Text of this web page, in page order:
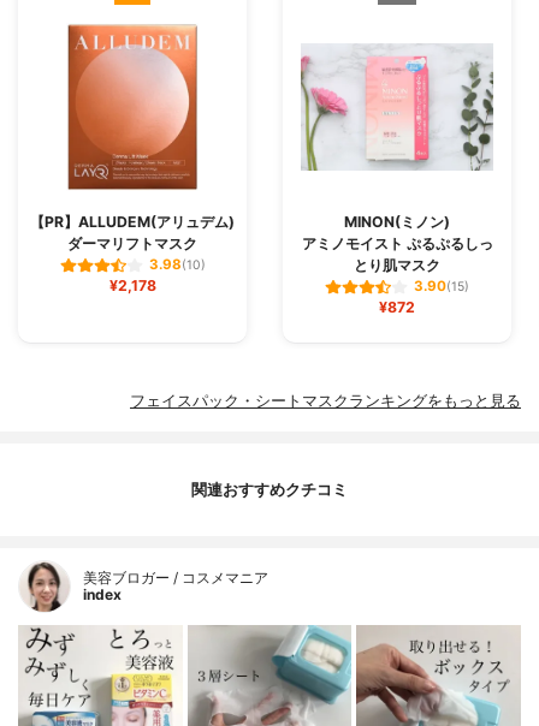
【PR】ALLUDEM(アリュデム)
ダーマリフトマスク
3.98(10)
¥2,178
MINON(ミノン)
アミノモイスト ぷるぷるしっ
とり肌マスク
3.90(15)
¥872
フェイスパック・シートマスクランキングをもっと見る
関連おすすめクチコミ
美容ブロガー / コスメマニア
index